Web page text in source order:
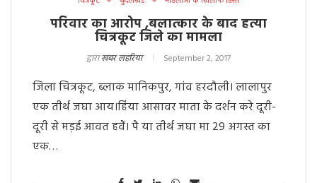
परिवार का आरोप ,बलात्कार के बाद हत्या
चित्रकूट जिले का मामला
द्वाराखबर लहरिया September 2, 2017
जिला चित्रकूट, ब्लाक मानिकपुर, गांव हरदौली। लालापुर
एक तीर्थ जघा आय।हिंया आसावर माता के दर्शन करे दूरी-
दूरी से मड़ई आवत हवैं। पै या तीर्थ जघा मा 29 अगस्त का
एक…